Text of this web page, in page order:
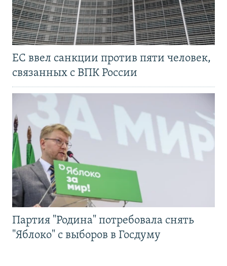
ЕС ввел санкции против пяти человек,
связанных с ВПК России
Партия "Родина" потребовала снять
"Яблоко" с выборов в Госдуму